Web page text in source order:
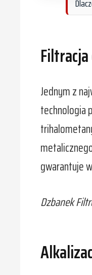
Jednym z
technologia
gwarantuje
Dzbanek